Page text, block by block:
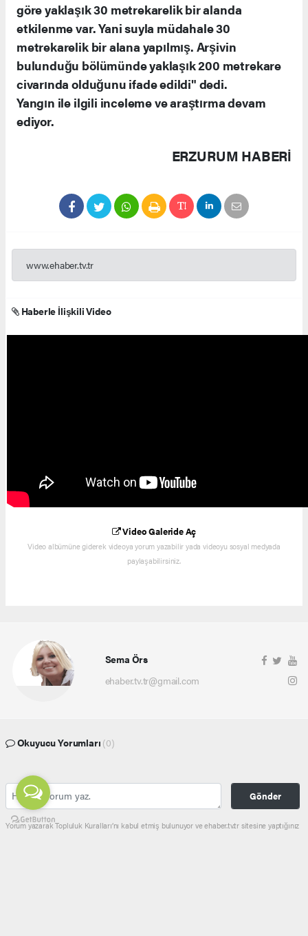
göre yaklaşık 30 metrekarelik bir alanda
etkilenme var. Yani suyla müdahale 30
metrekarelik bir alana yapılmış. Arşivin
bulunduğu bölümünde yaklaşık 200 metrekare
civarında olduğunu ifade edildi" dedi.
Yangın ile ilgili inceleme ve araştırma devam
ediyor.
ERZURUM HABERİ
www.ehaber.tv.tr
Haberle İlişkili Video
Video Galeride Aç
Video albümüne giderek videoya yorum yazabilir yada videoyu sosyal medyada
paylaşabilirsiniz.
Sema Örs
ehaber.tv.tr@gmail.com
Okuyucu Yorumları (0)
Gönder
Yorum yazarak Topluluk Kuralları’nı kabul etmiş bulunuyor ve ehaber.tv.tr sitesine yaptığınız